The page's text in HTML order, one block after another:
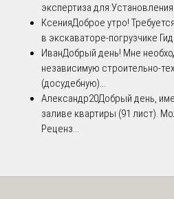
экспертиза
КсенияДоброе утро!
в экскаваторе-погрузчике
ИванДобрый день! Мне
независимую строительно-
(досудебную)...
Александр20Добрый день,
заливе квартиры (91 лист).
Реценз...